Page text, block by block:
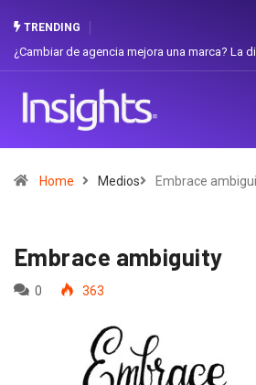
TRENDING
de agencia mejora una marca? La
Home Medios Embrace
Embrace ambiguity
0 363